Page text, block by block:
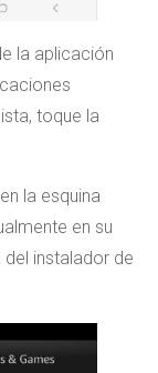
la aplicación
toque la
la esquina
en su
instalador de